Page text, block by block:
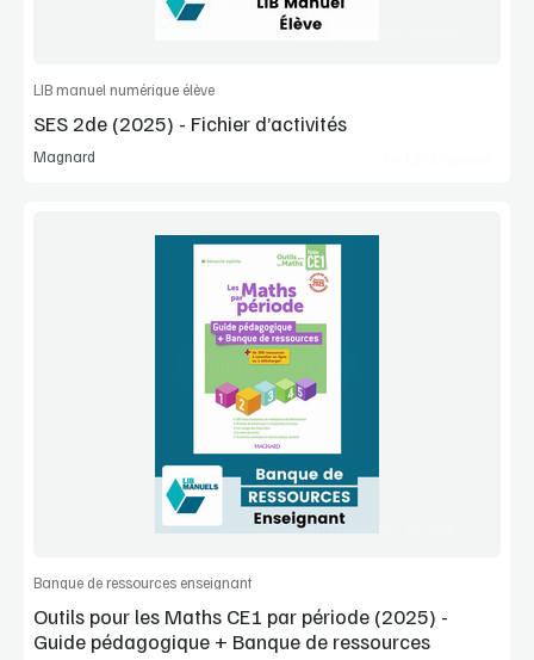
Commander l'article
LIB manuel numérique élève
SES 2de (2025) - Fichier d’activités
Magnard
Voir la démo
Extrait
Commander l'article
Banque de ressources enseignant
Outils pour les Maths CE1 par période (2025) -
Guide pédagogique + Banque de ressources